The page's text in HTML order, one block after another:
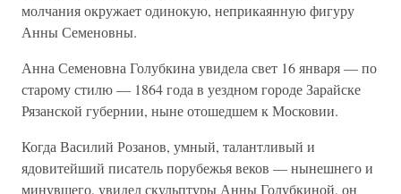
молчания окружает одинокую, неприкаянную фигуру
Анны Семеновны.
Анна Семеновна Голубкина увидела свет 16 января — по
старому стилю — 1864 года в уездном городе Зарайске
Рязанской губернии, ныне отошедшем к Московии.
Когда Василий Розанов, умный, талантливый и
ядовитейший писатель порубежья веков — нынешнего и
минувшего, увидел скульптуры Анны Голубкиной, он